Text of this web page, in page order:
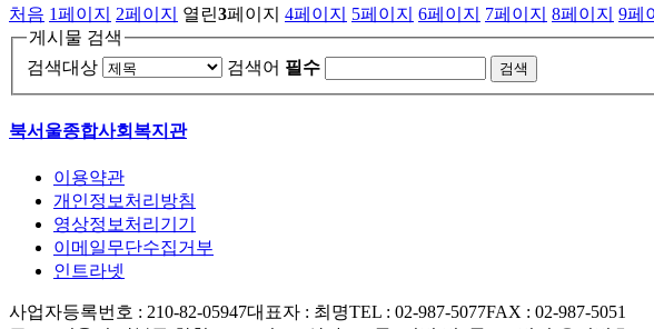
처음 1페이지 2페이지 열린3페이지 4페이지 5페이지 6페이지 7페이지 8페이지 9페
게시물 검색
검색대상
검색어 필수
북서울종합사회복지관
이용약관
개인정보처리방침
영상정보처리기기
이메일무단수집거부
인트라넷
사업자등록번호 : 210-82-05947대표자 : 최명TEL : 02-987-5077FAX : 02-987-5051